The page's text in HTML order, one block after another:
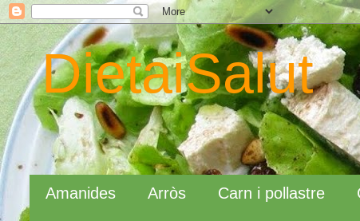
DietaiSalut
Amanides Arròs Carn i pollastre